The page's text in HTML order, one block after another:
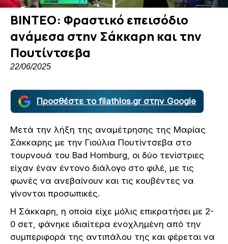
ΒΙΝΤΕΟ: Φραστικό επεισόδιο
ανάμεσα στην Σάκκαρη και την
Πουτίντσεβα
22/06/2025
Προσθέστε το filathlos.gr στην Google
Μετά την λήξη της αναμέτρησης της Μαρίας
Σάκκαρης με την Γιούλια Πουτίντσεβα στο
τουρνουά του Bad Homburg, οι δύο τενίστριες
είχαν έναν έντονο διάλογο στο φιλέ, με τις
φωνές να ανεβαίνουν και τις κουβέντες να
γίνονται προσωπικές.
Η Σάκκαρη, η οποία είχε μόλις επικρατήσει με 2-
0 σετ, φάνηκε ιδιαίτερα ενοχλημένη από την
συμπεριφορά της αντιπάλου της και φέρεται να